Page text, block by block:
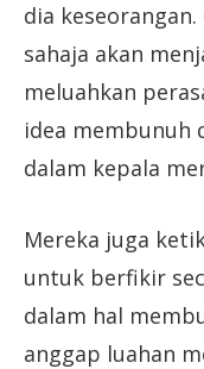
dia
sahaja akan
meluahkan
idea membunuh
dalam kepala
Mereka juga
untuk berfikir
dalam hal
anggap luahan